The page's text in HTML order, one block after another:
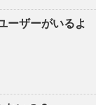
ーザーがいるよ